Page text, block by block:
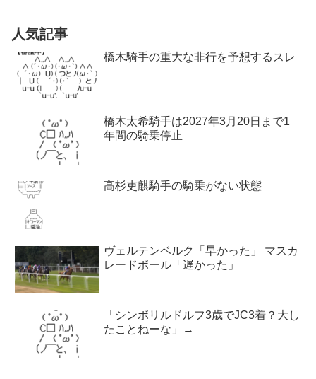
人気記事
橋木騎手の重大な非行を予想するスレ
橋木太希騎手は2027年3月20日まで1
年間の騎乗停止
高杉吏麒騎手の騎乗がない状態
ヴェルテンベルク「早かった」 マスカ
レードボール「遅かった」
「シンボリルドルフ3歳でJC3着？大し
たことねーな」→